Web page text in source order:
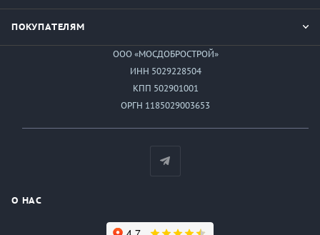
ПОКУПАТЕЛЯМ
ООО «МОСДОБРОСТРОЙ»
ИНН 5029228504
КПП 502901001
ОРГН 1185029003653
О НАС